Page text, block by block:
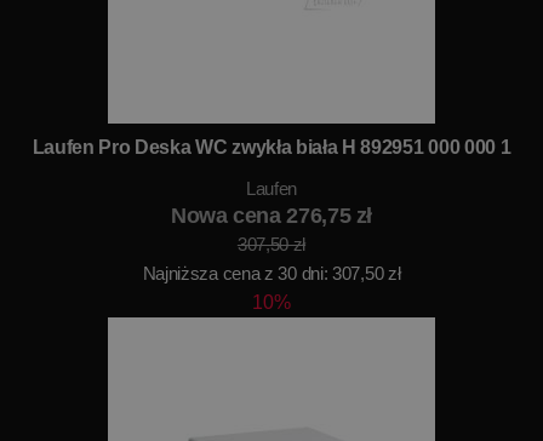
Laufen Pro Deska WC zwykła biała H 892951 000 000 1
Laufen
Nowa cena 276,75 zł
307,50 zł
Najniższa cena z 30 dni: 307,50 zł
10%